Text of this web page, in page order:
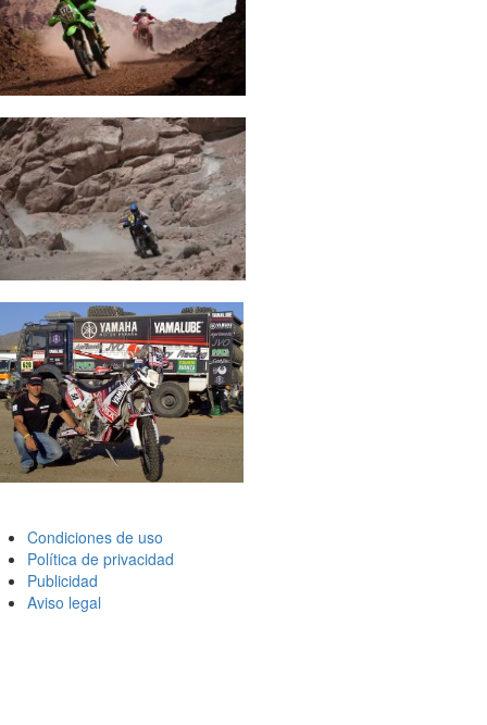
Condiciones de uso
Política de privacidad
Publicidad
Aviso legal